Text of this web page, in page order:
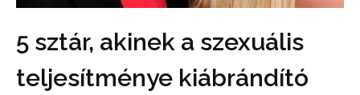
5 sztár, akinek a szexuális
teljesítménye kiábrándító